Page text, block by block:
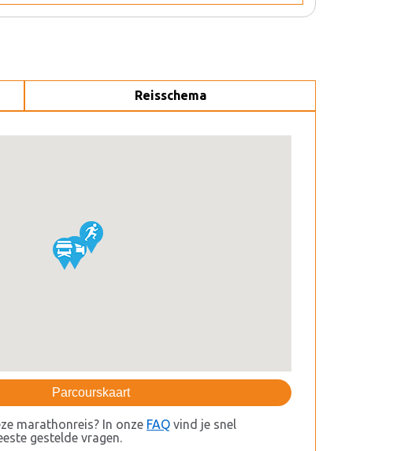
Reisschema
Parcourskaart
marathonreis? In onze FAQ vind je snel
gestelde vragen.